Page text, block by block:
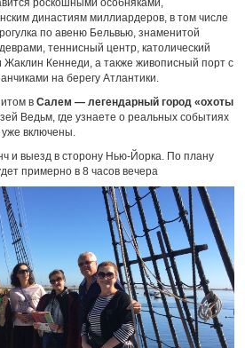
роскошными особняками,
династиям миллиардеров, в том числе
по авеню Бельвью, знаменитой
теннисный центр, католический
Жаклин Кеннеди, а также живописный порт с
на берегу Атлантики.
в Салем — легендарный город «охоты
Ведьм, где узнаете о реальных событиях
включены.
и выезд в сторону Нью-Йорка. По плану
примерно в 8 часов вечера